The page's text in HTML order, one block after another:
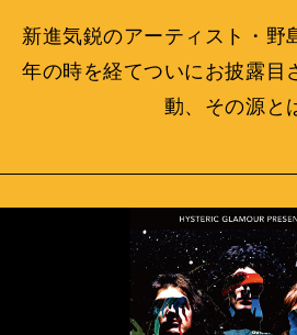
HYSTERIC BOOTLEG
LOOKBOOK
新進気鋭のアーティスト・野
年の時を経てついにお披露目
動、その源と